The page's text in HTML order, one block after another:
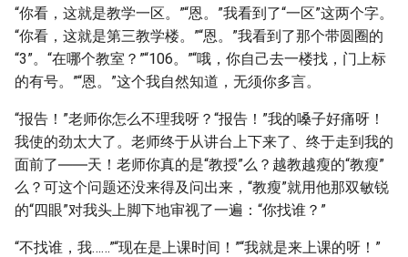
“你看，这就是教学一区。”“恩。”我看到了“一区”这两个字。
“你看，这就是第三教学楼。”“恩。”我看到了那个带圆圈的
“3”。“在哪个教室？”“106。”“哦，你自己去一楼找，门上标
的有号。”“恩。”这个我自然知道，无须你多言。
“报告！”老师你怎么不理我呀？“报告！”我的嗓子好痛呀！
我使的劲太大了。老师终于从讲台上下来了、终于走到我的
面前了――天！老师你真的是“教授”么？越教越瘦的“教瘦”
么？可这个问题还没来得及问出来，“教瘦”就用他那双敏锐
的“四眼”对我头上脚下地审视了一遍：“你找谁？”
“不找谁，我……”“现在是上课时间！”“我就是来上课的呀！”